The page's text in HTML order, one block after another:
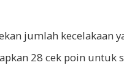
jumlah kecelakaan
28 cek poin